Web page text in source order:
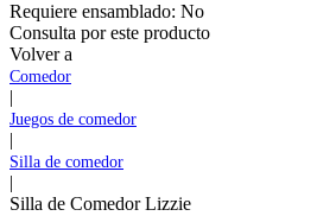
Requiere ensamblado: No
Consulta por este producto
Volver a
Comedor
|
Juegos de comedor
|
Silla de comedor
|
Silla de Comedor Lizzie